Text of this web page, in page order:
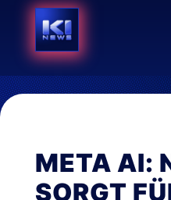
META AI:
SORGT